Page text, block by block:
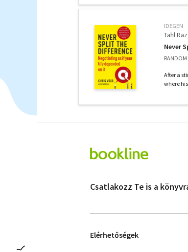
IDEGEN
Tahl Raz
Never
After a
where
Csatlakozz Te is a
Elérhetőségek